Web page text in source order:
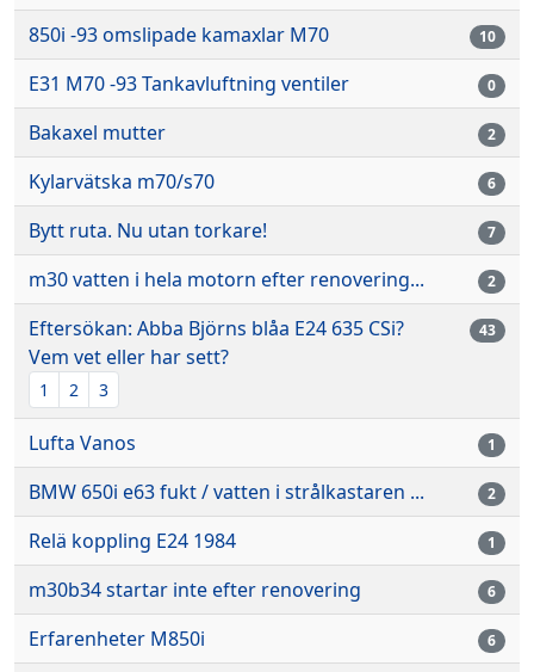
850i -93 omslipade kamaxlar M70 10
E31 M70 -93 Tankavluftning ventiler 0
Bakaxel mutter 2
Kylarvätska m70/s70 6
Bytt ruta. Nu utan torkare! 7
m30 vatten i hela motorn efter renovering... 2
Eftersökan: Abba Björns blåa E24 635 CSi?
Vem vet eller har sett?
1 2 3
43
Lufta Vanos 1
BMW 650i e63 fukt / vatten i strålkastaren ... 2
Relä koppling E24 1984 1
m30b34 startar inte efter renovering 6
Erfarenheter M850i 6